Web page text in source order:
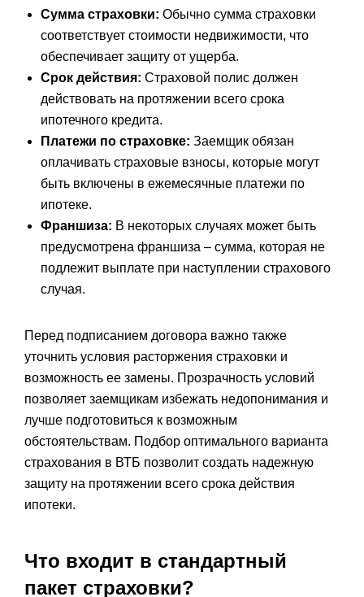
Сумма страховки: Обычно сумма страховки
соответствует стоимости недвижимости, что
обеспечивает защиту от ущерба.
Срок действия: Страховой полис должен
действовать на протяжении всего срока
ипотечного кредита.
Платежи по страховке: Заемщик обязан
оплачивать страховые взносы, которые могут
быть включены в ежемесячные платежи по
ипотеке.
Франшиза: В некоторых случаях может быть
предусмотрена франшиза – сумма, которая не
подлежит выплате при наступлении страхового
случая.
Перед подписанием договора важно также
уточнить условия расторжения страховки и
возможность ее замены. Прозрачность условий
позволяет заемщикам избежать недопонимания и
лучше подготовиться к возможным
обстоятельствам. Подбор оптимального варианта
страхования в ВТБ позволит создать надежную
защиту на протяжении всего срока действия
ипотеки.
Что входит в стандартный
пакет страховки?